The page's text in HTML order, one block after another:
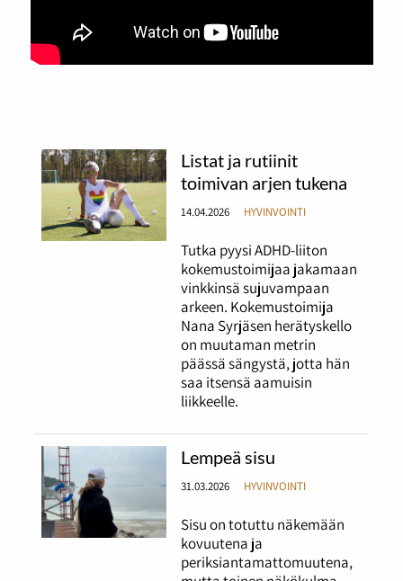
Listat ja rutiinit
toimivan arjen tukena
14.04.2026 HYVINVOINTI
Tutka pyysi ADHD-liiton
kokemustoimijaa jakamaan
vinkkinsä sujuvampaan
arkeen. Kokemustoimija
Nana Syrjäsen herätyskello
on muutaman metrin
päässä sängystä, jotta hän
saa itsensä aamuisin
liikkeelle.
Lempeä sisu
31.03.2026 HYVINVOINTI
Sisu on totuttu näkemään
kovuutena ja
periksiantamattomuutena,